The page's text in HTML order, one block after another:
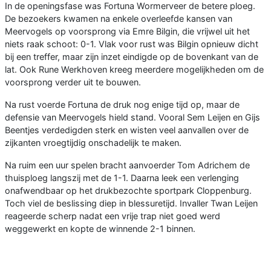
In de openingsfase was Fortuna Wormerveer de betere ploeg.
De bezoekers kwamen na enkele overleefde kansen van
Meervogels op voorsprong via Emre Bilgin, die vrijwel uit het
niets raak schoot: 0-1. Vlak voor rust was Bilgin opnieuw dicht
bij een treffer, maar zijn inzet eindigde op de bovenkant van de
lat. Ook Rune Werkhoven kreeg meerdere mogelijkheden om de
voorsprong verder uit te bouwen.
Na rust voerde Fortuna de druk nog enige tijd op, maar de
defensie van Meervogels hield stand. Vooral Sem Leijen en Gijs
Beentjes verdedigden sterk en wisten veel aanvallen over de
zijkanten vroegtijdig onschadelijk te maken.
Na ruim een uur spelen bracht aanvoerder Tom Adrichem de
thuisploeg langszij met de 1-1. Daarna leek een verlenging
onafwendbaar op het drukbezochte sportpark Cloppenburg.
Toch viel de beslissing diep in blessuretijd. Invaller Twan Leijen
reageerde scherp nadat een vrije trap niet goed werd
weggewerkt en kopte de winnende 2-1 binnen.